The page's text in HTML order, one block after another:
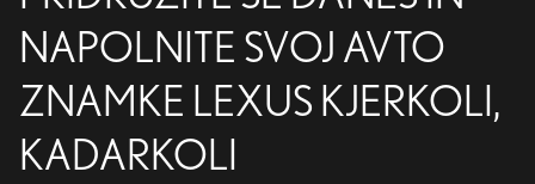
NAPOLNITE SVOJ AVTO
ZNAMKE LEXUS KJERKOLI,
KADARKOLI